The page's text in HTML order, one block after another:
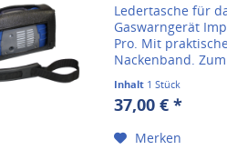
Ledertasche für
Gaswarngerät
Pro. Mit
Nackenband.
zurück zu
Inhalt 1 Stück
37,00 € *
Merken